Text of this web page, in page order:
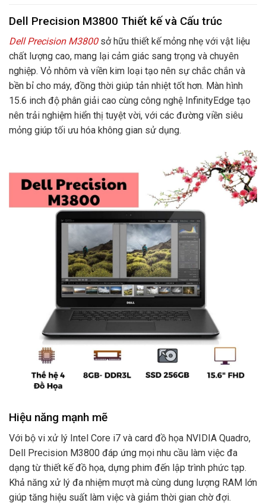
Dell Precision M3800 Thiết kế và Cấu trúc
Dell Precision M3800sở hữu thiết kế mỏng nhẹ với vật liệu
chất lượng cao, mang lại cảm giác sang trọng và chuyên
nghiệp. Vỏ nhôm và viền kim loại tạo nên sự chắc chắn và
bền bỉ cho máy, đồng thời giúp tản nhiệt tốt hơn. Màn hình
15.6 inch độ phân giải cao cùng công nghệ InfinityEdge tạo
nên trải nghiệm hiển thị tuyệt vời, với các đường viền siêu
mỏng giúp tối ưu hóa không gian sử dụng.
Hiệu năng mạnh mẽ
Với bộ vi xử lý Intel Core i7 và card đồ họa NVIDIA Quadro,
Dell Precision M3800 đáp ứng mọi nhu cầu làm việc đa
dạng từ thiết kế đồ họa, dựng phim đến lập trình phức tạp.
Khả năng xử lý đa nhiệm mượt mà cùng dung lượng RAM lớn
giúp tăng hiệu suất làm việc và giảm thời gian chờ đợi.